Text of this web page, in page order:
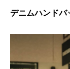
デニムハンドバ